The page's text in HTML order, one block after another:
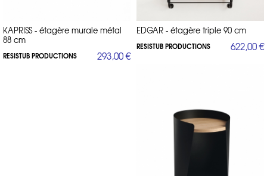
KAPRISS - étagère murale métal
88 cm
RESISTUB PRODUCTIONS 293,00 €
EDGAR - étagère triple 90 cm
RESISTUB PRODUCTIONS 622,00 €